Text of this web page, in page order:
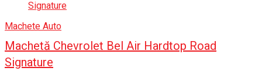
Machete Auto
Machetă Chevrolet Bel Air Hardtop Road
Signature